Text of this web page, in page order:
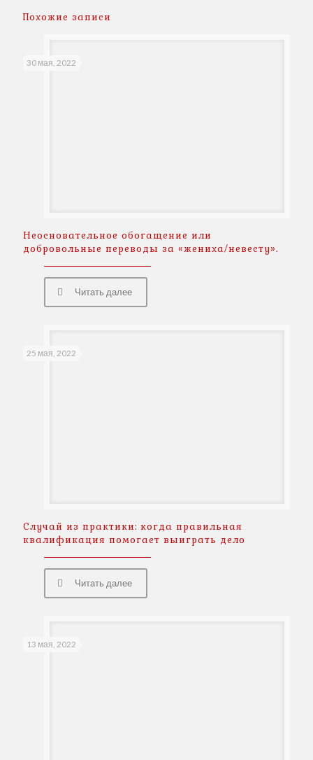
Похожие записи
30 мая, 2022
Неосновательное обогащение или
добровольные переводы за «жениха/невесту».
Читать далее
25 мая, 2022
Случай из практики: когда правильная
квалификация помогает выиграть дело
Читать далее
13 мая, 2022